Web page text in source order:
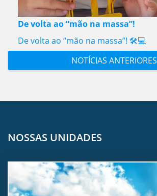
De volta ao “mão na massa”!
De volta ao “mão na massa”! 🛠️💻
NOTÍCIAS ANTERIORES
NOSSAS UNIDADES